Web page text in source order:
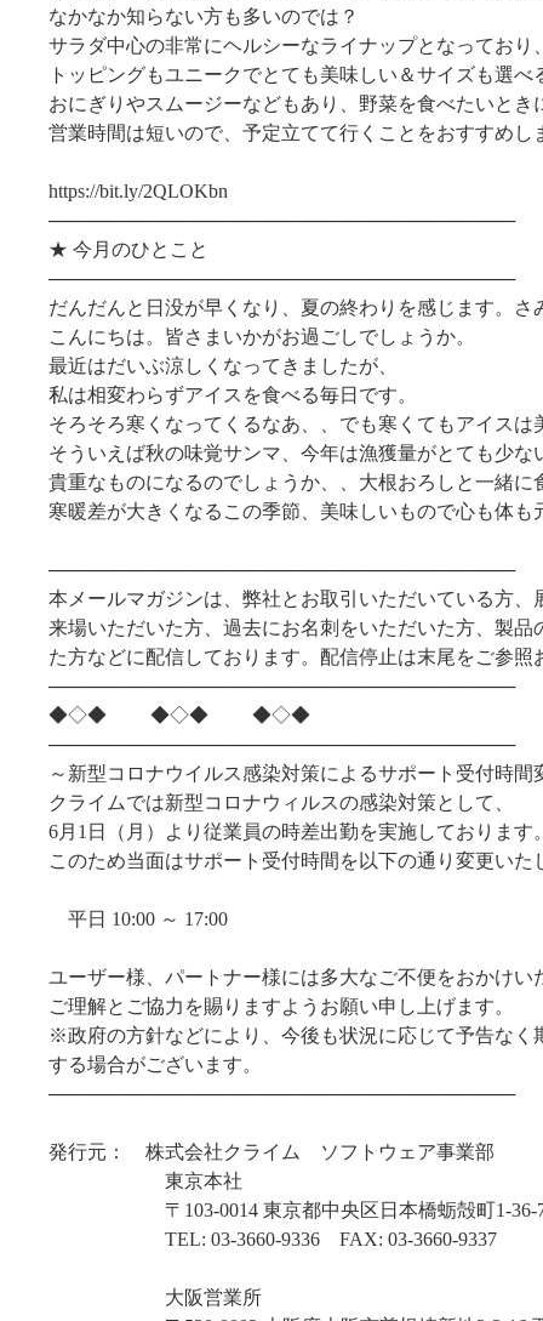
なかなか知らない方も多いのでは？
サラダ中心の非常にヘルシーなライナップとなっており
トッピングもユニークでとても美味しい＆サイズも選べ
おにぎりやスムージーなどもあり、野菜を食べたいとき
営業時間は短いので、予定立てて行くことをおすすめし
https://bit.ly/2QLOKbn
───────────────────────────────────
★ 今月のひとこと
───────────────────────────────────
だんだんと日没が早くなり、夏の終わりを感じます。さ
こんにちは。皆さまいかがお過ごしでしょうか。
最近はだいぶ涼しくなってきましたが、
私は相変わらずアイスを食べる毎日です。
そろそろ寒くなってくるなあ、、でも寒くてもアイスは
そういえば秋の味覚サンマ、今年は漁獲量がとても少な
貴重なものになるのでしょうか、、大根おろしと一緒に
寒暖差が大きくなるこの季節、美味しいもので心も体も
───────────────────────────────────
本メールマガジンは、弊社とお取引いただいている方、
来場いただいた方、過去にお名刺をいただいた方、製品
た方などに配信しております。配信停止は末尾をご参照
───────────────────────────────────
◆◇◆ ◆◇◆ ◆◇◆
───────────────────────────────────
～新型コロナウイルス感染対策によるサポート受付時間
クライムでは新型コロナウィルスの感染対策として、
6月1日（月）より従業員の時差出勤を実施しております
このため当面はサポート受付時間を以下の通り変更いた
平日 10:00 ～ 17:00
ユーザー様、パートナー様には多大なご不便をおかけい
ご理解とご協力を賜りますようお願い申し上げます。
※政府の方針などにより、今後も状況に応じて予告なく
する場合がございます。
───────────────────────────────────
発行元： 株式会社クライム ソフトウェア事業部
東京本社
〒103-0014 東京都中央区日本橋蛎殻町1-36-7
TEL: 03-3660-9336 FAX: 03-3660-9337
大阪営業所